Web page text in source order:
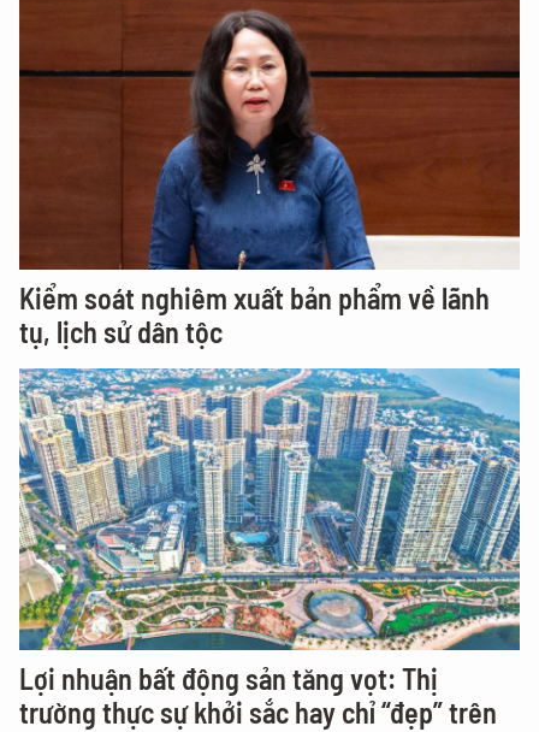
Kiểm soát nghiêm xuất bản phẩm về lãnh
tụ, lịch sử dân tộc
Lợi nhuận bất động sản tăng vọt: Thị
trường thực sự khởi sắc hay chỉ “đẹp” trên